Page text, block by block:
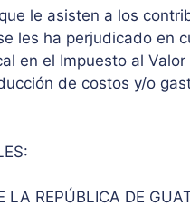
le asisten a los
les ha perjudicado en
en el Impuesto al
de costos y/o
LA REPÚBLICA DE